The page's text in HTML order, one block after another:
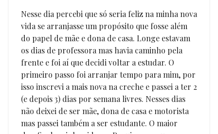
Nesse dia percebi que só seria feliz na minha nova
vida se arranjasse um propósito que fosse além
do papel de mãe e dona de casa. Longe estavam
os dias de professora mas havia caminho pela
frente e foi aí que decidi voltar a estudar. O
primeiro passo foi arranjar tempo para mim, por
isso inscrevi a mais nova na creche e passei a ter 2
(e depois 3) dias por semana livres. Nesses dias
não deixei de ser mãe, dona de casa e motorista
mas passei também a ser estudante. O maior